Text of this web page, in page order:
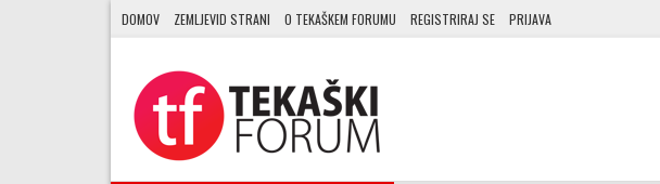
DOMOV ZEMLJEVID STRANI O TEKAŠKEM FORUMU REGISTRIRAJ SE PRIJAVA